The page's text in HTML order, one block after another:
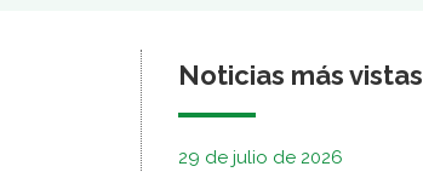
Noticias más vistas
29 de julio de 2026